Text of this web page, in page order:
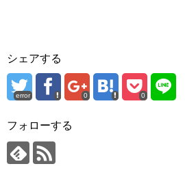
シェアする
error 0 0
フォローする